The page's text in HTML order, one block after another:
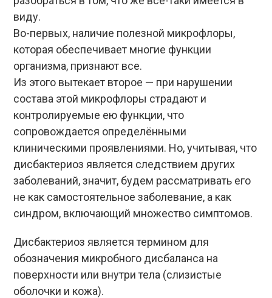
виду.
Во-первых, наличие полезной микрофлоры,
которая обеспечивает многие функции
организма, признают все.
Из этого вытекает второе — при нарушении
состава этой микрофлоры страдают и
контролируемые ею функции, что
сопровождается определёнными
клиническими проявлениями. Но, учитывая, что
дисбактериоз является следствием других
заболеваний, значит, будем рассматривать его
не как самостоятельное заболевание, а как
синдром, включающий множество симптомов.
Дисбактериоз является термином для
обозначения микробного дисбаланса на
поверхности или внутри тела (слизистые
оболочки и кожа).